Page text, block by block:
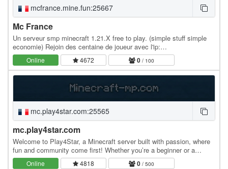
mcfrance.mine.fun:25667
Mc France
Un serveur smp minecraft 1.21.X free to play. (simple stuff simple
economie) Rejoin des centaine de joueur avec l'ip:
mcfrance.mine.fun !!!
Online 4672 0 / 100
mc.play4star.com:25565
mc.play4star.com
Welcome to Play4Star, a Minecraft server built with passion, where
fun and community come first! Whether you’re a beginner or a
veteran player, you’ll find exciting…
Online 4818 0 / 500